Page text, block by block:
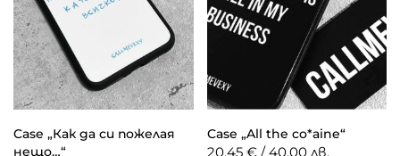
Case „Как да си пожелая
нещо…“
Case „All the co*aine“
20,45 € / 40,00 лв.